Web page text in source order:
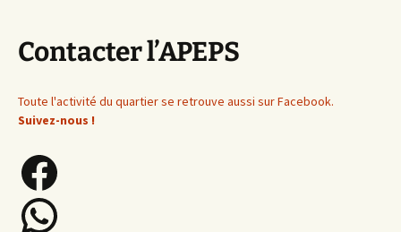
Contacter l’APEPS
Toute l'activité du quartier se retrouve aussi sur Facebook.
Suivez-nous !
Facebook
WhatsApp